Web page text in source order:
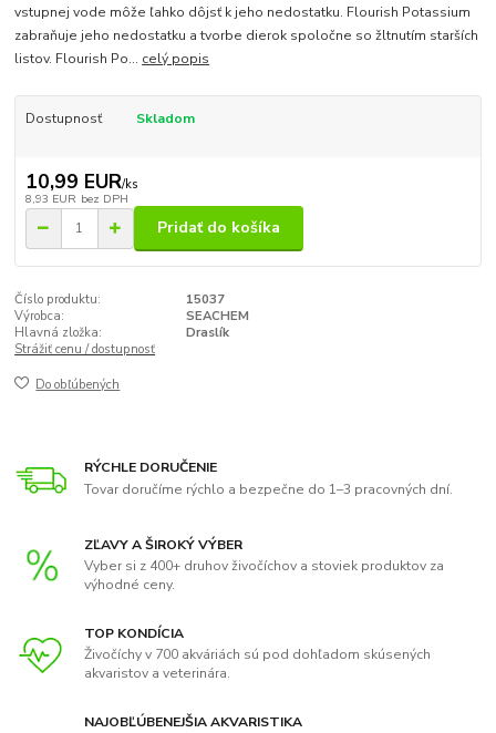
vstupnej vode môže ľahko dôjsť k jeho nedostatku. Flourish Potassium
zabraňuje jeho nedostatku a tvorbe dierok spoločne so žltnutím starších
listov. Flourish Po... celý popis
Dostupnosť Skladom
10,99 EUR/ks
8,93 EUR bez DPH
Pridať do košíka
Číslo produktu:
15037
Výrobca:
SEACHEM
Hlavná zložka:
Draslík
Strážiť cenu / dostupnosť
Do obľúbených
RÝCHLE DORUČENIE
Tovar doručíme rýchlo a bezpečne do 1–3 pracovných dní.
ZĽAVY A ŠIROKÝ VÝBER
Vyber si z 400+ druhov živočíchov a stoviek produktov za
výhodné ceny.
TOP KONDÍCIA
Živočíchy v 700 akváriách sú pod dohľadom skúsených
akvaristov a veterinára.
NAJOBĽÚBENEJŠIA AKVARISTIKA